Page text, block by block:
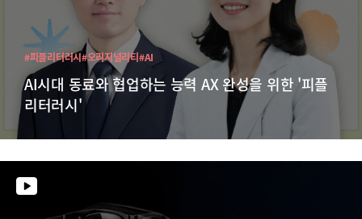
AI시대 동료와 협업하는 능력 AX 완성을 위한 '피플
리터러시'
#피플리터러시#오리지널리티#AI